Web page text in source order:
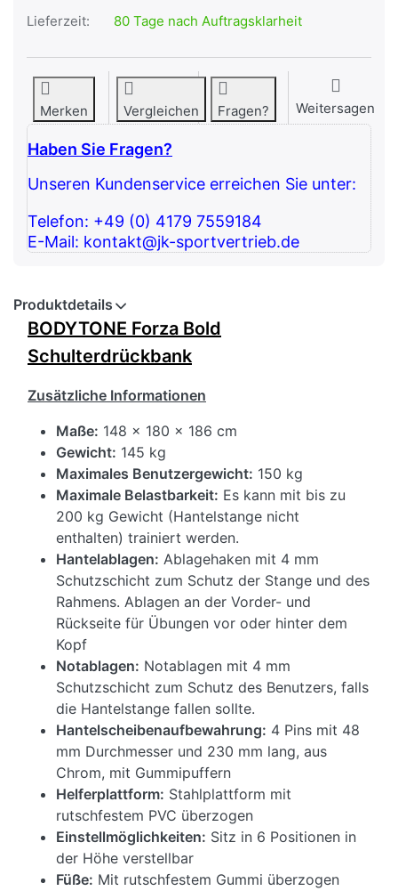
Lieferzeit: 80 Tage nach Auftragsklarheit
Merken Vergleichen Fragen? Weitersagen
Haben Sie Fragen?
Unseren Kundenservice erreichen Sie unter:
Telefon: +49 (0) 4179 7559184
E-Mail: kontakt@jk-sportvertrieb.de
Produktdetails
BODYTONE Forza Bold
Schulterdrückbank
Zusätzliche Informationen
Maße: 148 x 180 x 186 cm
Gewicht: 145 kg
Maximales Benutzergewicht: 150 kg
Maximale Belastbarkeit: Es kann mit bis zu
200 kg Gewicht (Hantelstange nicht
enthalten) trainiert werden.
Hantelablagen: Ablagehaken mit 4 mm
Schutzschicht zum Schutz der Stange und des
Rahmens. Ablagen an der Vorder- und
Rückseite für Übungen vor oder hinter dem
Kopf
Notablagen: Notablagen mit 4 mm
Schutzschicht zum Schutz des Benutzers, falls
die Hantelstange fallen sollte.
Hantelscheibenaufbewahrung: 4 Pins mit 48
mm Durchmesser und 230 mm lang, aus
Chrom, mit Gummipuffern
Helferplattform: Stahlplattform mit
rutschfestem PVC überzogen
Einstellmöglichkeiten: Sitz in 6 Positionen in
der Höhe verstellbar
Füße: Mit rutschfestem Gummi überzogen